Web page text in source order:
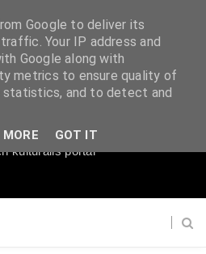
kulturális portál
Google to deliver its
Your IP address and
Google along with
metrics to ensure quality of
statistics, and to detect and
GOT IT